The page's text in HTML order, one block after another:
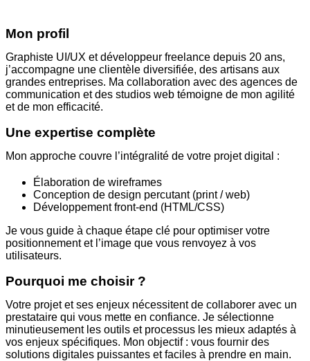
Mon profil
Graphiste UI/UX et développeur freelance depuis 20 ans,
j’accompagne une clientèle diversifiée, des artisans aux
grandes entreprises. Ma collaboration avec des agences de
communication et des studios web témoigne de mon agilité
et de mon efficacité.
Une expertise complète
Mon approche couvre l’intégralité de votre projet digital :
Élaboration de wireframes
Conception de design percutant (print / web)
Développement front-end (HTML/CSS)
Je vous guide à chaque étape clé pour optimiser votre
positionnement et l’image que vous renvoyez à vos
utilisateurs.
Pourquoi me choisir ?
Votre projet et ses enjeux nécessitent de collaborer avec un
prestataire qui vous mette en confiance. Je sélectionne
minutieusement les outils et processus les mieux adaptés à
vos enjeux spécifiques. Mon objectif : vous fournir des
solutions digitales puissantes et faciles à prendre en main.